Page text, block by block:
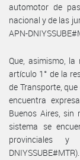
automotor de
nacional y de las
APN-
Que, asimismo,
artículo 1° de la
de Transporte,
encuentra
Buenos Aires, sin
sistema se
provinciales y
DNIYSSUBE#MTR).